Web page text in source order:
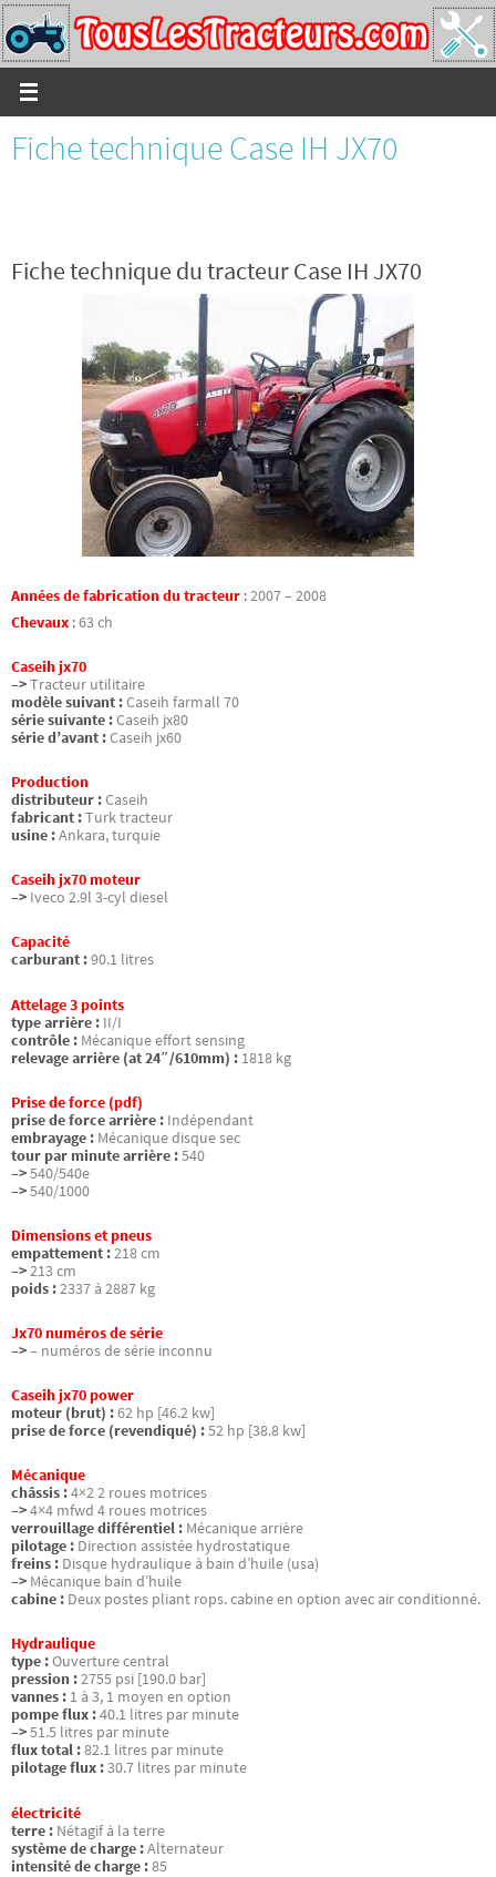
Passer
vers
le
contenu
Fiche technique Case IH JX70
Fiche technique du tracteur Case IH JX70
Années de fabrication du tracteur :2007 – 2008
Chevaux :63 ch
Caseih jx70
–>Tracteur utilitaire
modèle suivant :Caseih farmall 70
série suivante :Caseih jx80
série d’avant :Caseih jx60
Production
distributeur :Caseih
fabricant :Turk tracteur
usine :Ankara, turquie
Caseih jx70 moteur
–> Iveco 2.9l 3-cyl diesel
Capacité
carburant :90.1 litres
Attelage 3 points
type arrière : II/I
contrôle : Mécanique effort sensing
relevage arrière (at 24″/610mm) : 1818 kg
Prise de force (pdf)
prise de force arrière : Indépendant
embrayage : Mécanique disque sec
tour par minute arrière :540
–>540/540e
–>540/1000
Dimensions et pneus
empattement :218 cm
–>213 cm
poids :2337 à 2887 kg
Jx70 numéros de série
–>– numéros de série inconnu
Caseih jx70 power
moteur (brut) :62 hp [46.2 kw]
prise de force (revendiqué) :52 hp [38.8 kw]
Mécanique
châssis :4×2 2 roues motrices
–>4×4 mfwd 4 roues motrices
verrouillage différentiel : Mécanique arrière
pilotage : Direction assistée hydrostatique
freins : Disque hydraulique à bain d’huile (usa)
–> Mécanique bain d’huile
cabine : Deux postes pliant rops. cabine en option avec air conditionné.
Hydraulique
type :Ouverture central
pression :2755 psi [190.0 bar]
vannes : 1 à 3, 1 moyen en option
pompe flux :40.1 litres par minute
–>51.5 litres par minute
flux total :82.1 litres par minute
pilotage flux :30.7 litres par minute
électricité
terre : Nétagif à la terre
système de charge :Alternateur
intensité de charge :85